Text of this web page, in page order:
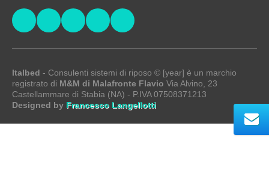
Italbed - Consulenti sistemi di riposo © [year] è un marchio
registrato di M&M di Malafronte Flavio Via Alvino, 23
Castellammare di Stabia (NA) - P.IVA 07508371213
Designed by Francesco Langellotti